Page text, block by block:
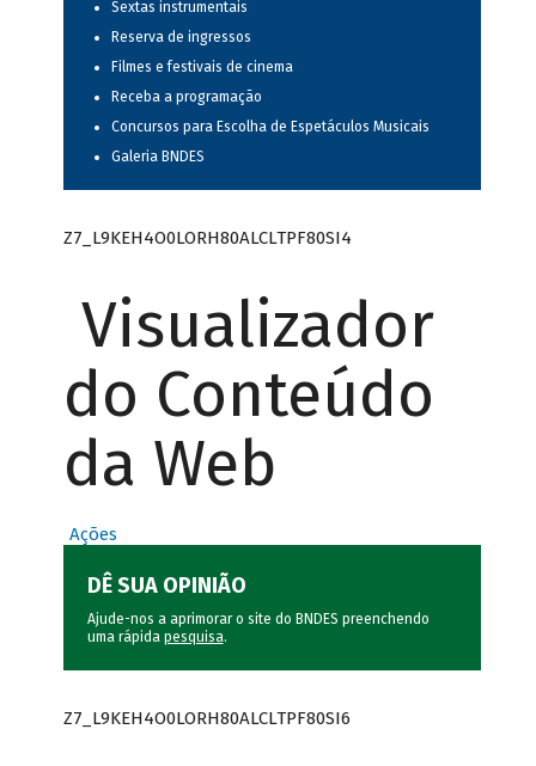
Sextas instrumentais
Reserva de ingressos
Filmes e festivais de cinema
Receba a programação
Concursos para Escolha de Espetáculos Musicais
Galeria BNDES
Z7_L9KEH4O0LORH80ALCLTPF80SI4
Visualizador
do Conteúdo
da Web
Ações
DÊ SUA OPINIÃO
Ajude-nos a aprimorar o site do BNDES preenchendo
uma rápida pesquisa.
Z7_L9KEH4O0LORH80ALCLTPF80SI6